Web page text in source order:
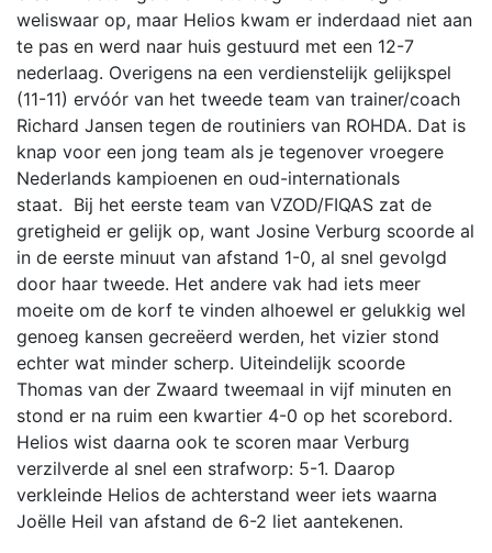
weliswaar op, maar Helios kwam er inderdaad niet aan
te pas en werd naar huis gestuurd met een 12-7
nederlaag. Overigens na een verdienstelijk gelijkspel
(11-11) ervóór van het tweede team van trainer/coach
Richard Jansen tegen de routiniers van ROHDA. Dat is
knap voor een jong team als je tegenover vroegere
Nederlands kampioenen en oud-internationals
staat. Bij het eerste team van VZOD/FIQAS zat de
gretigheid er gelijk op, want Josine Verburg scoorde al
in de eerste minuut van afstand 1-0, al snel gevolgd
door haar tweede. Het andere vak had iets meer
moeite om de korf te vinden alhoewel er gelukkig wel
genoeg kansen gecreëerd werden, het vizier stond
echter wat minder scherp. Uiteindelijk scoorde
Thomas van der Zwaard tweemaal in vijf minuten en
stond er na ruim een kwartier 4-0 op het scorebord.
Helios wist daarna ook te scoren maar Verburg
verzilverde al snel een strafworp: 5-1. Daarop
verkleinde Helios de achterstand weer iets waarna
Joëlle Heil van afstand de 6-2 liet aantekenen.